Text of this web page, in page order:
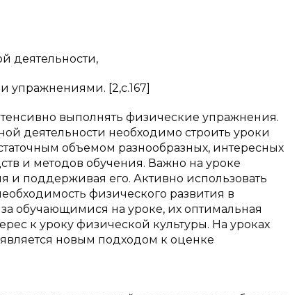
деятельности,
упражнениями. [2,с.167]
выполнять физические упражнения.
деятельности необходимо строить уроки
объемом разнообразных, интересных
и методов обучения. Важно на уроке
и поддерживая его. Активно использовать
физического развития в
обучающимися на уроке, их оптимальная
к уроку физической культуры. На уроках
новым подходом к оценке